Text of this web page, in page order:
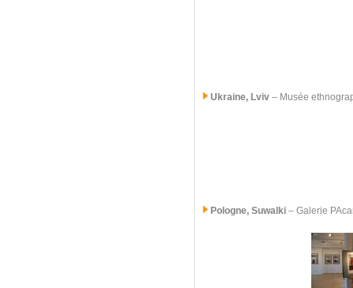
Ukraine, Lviv – Musée
Pologne, Suwalki – Galerie